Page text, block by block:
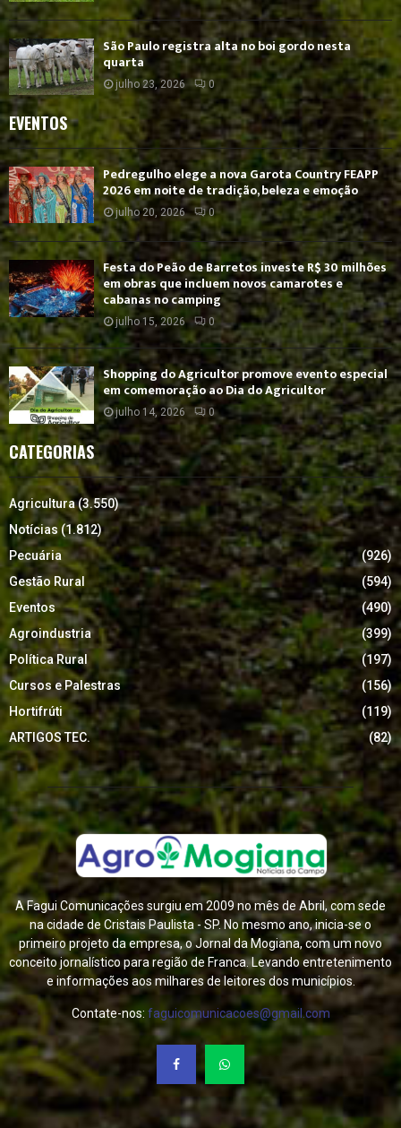
São Paulo registra alta no boi gordo nesta
quarta
julho 23, 2026 0
EVENTOS
Pedregulho elege a nova Garota Country FEAPP
2026 em noite de tradição, beleza e emoção
julho 20, 2026 0
Festa do Peão de Barretos investe R$ 30 milhões
em obras que incluem novos camarotes e
cabanas no camping
julho 15, 2026 0
Shopping do Agricultor promove evento especial
em comemoração ao Dia do Agricultor
julho 14, 2026 0
CATEGORIAS
Agricultura(3.550)
Notícias (1.812)
Pecuária
(926)
Gestão Rural
(594)
Eventos
(490)
Agroindustria
(399)
Política Rural
(197)
Cursos e Palestras
(156)
Hortifrúti
(119)
ARTIGOS TEC.
(82)
A Fagui Comunicações surgiu em 2009 no mês de Abril, com sede
na cidade de Cristais Paulista - SP. No mesmo ano, inicia-se o
primeiro projeto da empresa, o Jornal da Mogiana, com um novo
conceito jornalístico para região de Franca. Levando entretenimento
e informações aos milhares de leitores dos municípios.
Contate-nos: faguicomunicacoes@gmail.com